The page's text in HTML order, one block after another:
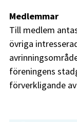
Medlemmar
Till medlem
övriga
föreningens
förverkligande